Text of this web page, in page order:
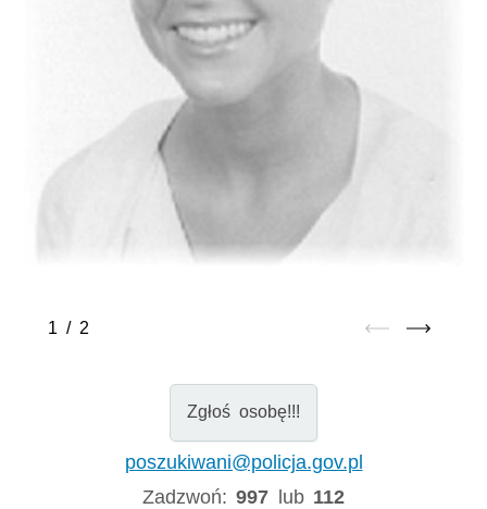
1 / 2
Zgłoś osobę!!!
poszukiwani@policja.gov.pl
Zadzwoń:997 lub 112